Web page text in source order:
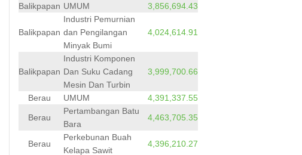
Balikpapan UMUM 3,856,694.43
Balikpapan
Industri Pemurnian
dan Pengilangan
Minyak Bumi
4,024,614.91
Balikpapan
Industri Komponen
Dan Suku Cadang
Mesin Dan Turbin
3,999,700.66
Berau UMUM 4,391,337.55
Berau
Pertambangan Batu
Bara
4,463,705.35
Berau
Perkebunan Buah
Kelapa Sawit
4,396,210.27